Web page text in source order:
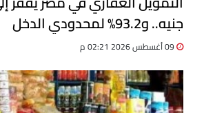
جنيه.. و93.2% لمحدودي الدخل